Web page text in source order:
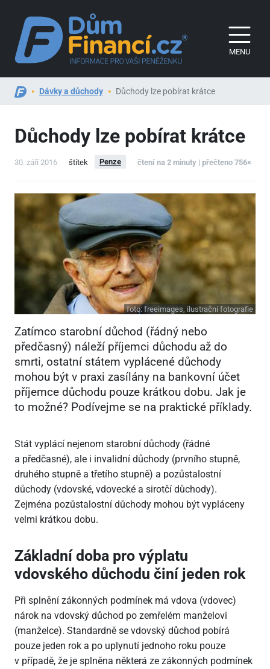
MENU
Dávky a důchody Důchody lze pobírat krátce
Důchody lze pobírat krátce
30. září 2016 štítek Penze čtení na 2 minuty | přečteno 756×
foto: freeimages, ilustrační fotografie
Zatímco starobní důchod (řádný nebo
předčasný) náleží příjemci důchodu až do
smrti, ostatní státem vyplácené důchody
mohou být v praxi zasílány na bankovní účet
příjemce důchodu pouze krátkou dobu. Jak je
to možné? Podívejme se na praktické příklady.
Stát vyplácí nejenom starobní důchody (řádné
a předčasné), ale i invalidní důchody (prvního stupně,
druhého stupně a třetího stupně) a pozůstalostní
důchody (vdovské, vdovecké a sirotčí důchody).
Zejména pozůstalostní důchody mohou být vypláceny
velmi krátkou dobu.
Základní doba pro výplatu
vdovského důchodu činí jeden rok
Při splnění zákonných podmínek má vdova (vdovec)
nárok na vdovský důchod po zemřelém manželovi
(manželce). Standardně se vdovský důchod pobírá
pouze jeden rok a po uplynutí jednoho roku pouze
v případě, že je splněna některá ze zákonných podmínek